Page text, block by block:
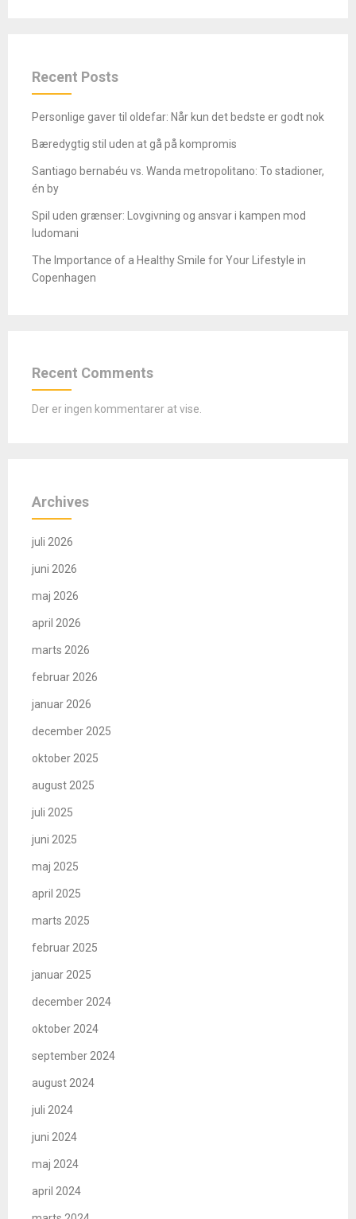
Recent Posts
Personlige gaver til oldefar: Når kun det bedste er godt nok
Bæredygtig stil uden at gå på kompromis
Santiago bernabéu vs. Wanda metropolitano: To stadioner,
én by
Spil uden grænser: Lovgivning og ansvar i kampen mod
ludomani
The Importance of a Healthy Smile for Your Lifestyle in
Copenhagen
Recent Comments
Der er ingen kommentarer at vise.
Archives
juli 2026
juni 2026
maj 2026
april 2026
marts 2026
februar 2026
januar 2026
december 2025
oktober 2025
august 2025
juli 2025
juni 2025
maj 2025
april 2025
marts 2025
februar 2025
januar 2025
december 2024
oktober 2024
september 2024
august 2024
juli 2024
juni 2024
maj 2024
april 2024